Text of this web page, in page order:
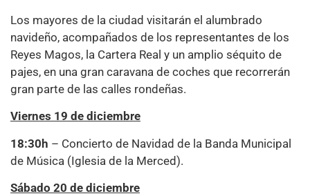
Los mayores de la ciudad visitarán el alumbrado
navideño, acompañados de los representantes de los
Reyes Magos, la Cartera Real y un amplio séquito de
pajes, en una gran caravana de coches que recorrerán
gran parte de las calles rondeñas.
Viernes 19 de diciembre
18:30h – Concierto de Navidad de la Banda Municipal
de Música (Iglesia de la Merced).
Sábado 20 de diciembre